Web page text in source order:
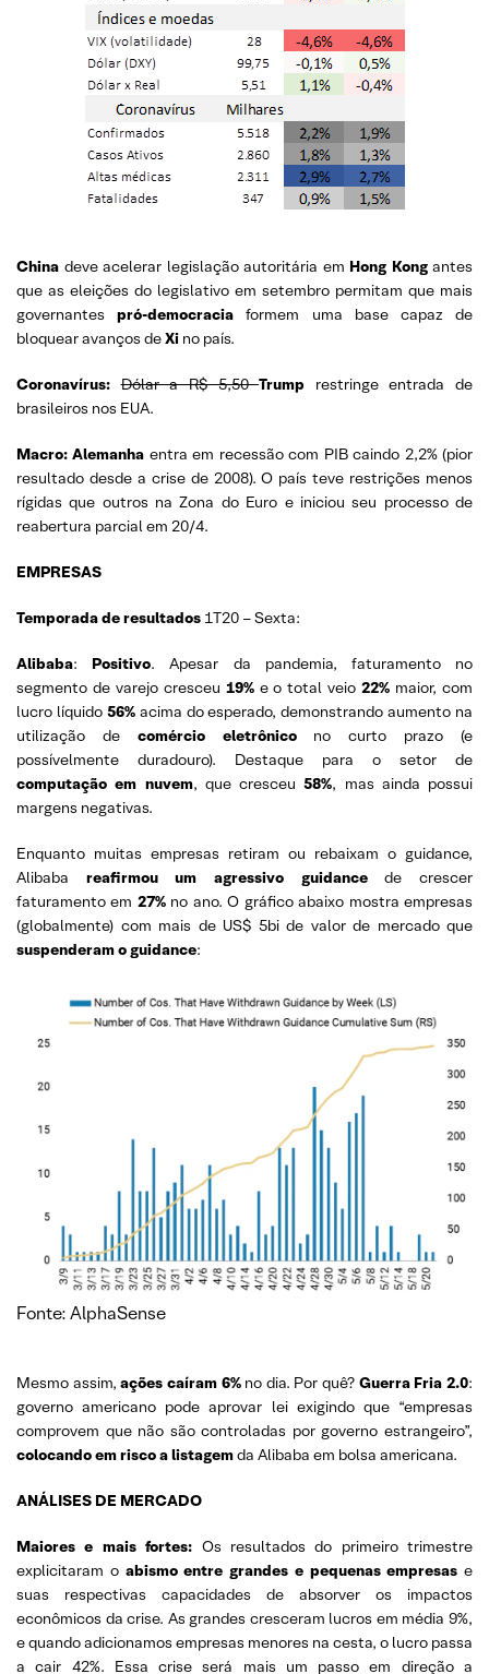
China deve acelerar legislação autoritária em Hong Kongantes
que as eleições do legislativo em setembro permitam que mais
governantespró-democracia formem uma base capaz de
bloquear avanços deXi no país.
Coronavírus:Dólar a R$ 5,50Trump restringe entrada de
brasileiros nos EUA.
Macro: Alemanha entra em recessão com PIB caindo 2,2% (pior
resultado desde a crise de 2008). O país teve restrições menos
rígidas que outros na Zona do Euro e iniciou seu processo de
reabertura parcial em 20/4.
EMPRESAS
Temporada de resultados 1T20 – Sexta:
Alibaba: Positivo. Apesar da pandemia, faturamento no
segmento de varejo cresceu 19%e o total veio22% maior, com
lucro líquido 56%acima do esperado, demonstrando aumento na
utilização de comércio eletrônico no curto prazo (e
possívelmente duradouro). Destaque para o setor de
computação em nuvem, que cresceu58%, mas ainda possui
margens negativas.
Enquanto muitas empresas retiram ou rebaixam o guidance,
Alibaba reafirmou um agressivo guidancede crescer
faturamento em 27%no ano. O gráfico abaixo mostra empresas
(globalmente) com mais de US$ 5bi de valor de mercado que
suspenderam o guidance:
Fonte: AlphaSense
Mesmo assim,ações caíram 6%no dia. Por quê? Guerra Fria 2.0:
governo americano pode aprovar lei exigindo que “empresas
comprovem que não são controladas por governo estrangeiro”,
colocando em risco a listagemda Alibaba em bolsa americana.
ANÁLISES DE MERCADO
Maiores e mais fortes: Os resultados do primeiro trimestre
explicitaram o abismo entre grandes e pequenas empresas e
suas respectivas capacidades de absorver os impactos
econômicos da crise. As grandes cresceram lucros em média 9%,
e quando adicionamos empresas menores na cesta, o lucro passa
a cair 42%. Essa crise será mais um passo em direção a